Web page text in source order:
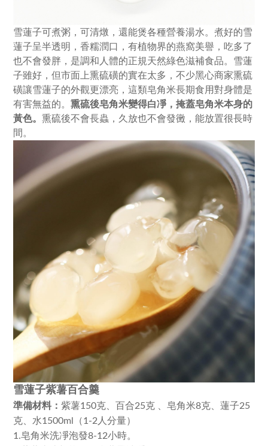
雪蓮子可煮粥，可清燉，還能煲各種營養湯水。 煮好的雪
蓮子呈半透明，香糯潤口， 有植物界的燕窩美譽，吃多了
也不會發胖， 是調和人體的正規天然綠色滋補食品。 雪蓮
子雖好， 但市面上熏硫磺的實在太多，不少黑心商家熏硫
磺讓雪蓮子的外觀更漂亮，這類皂角米長期食用對身體是
有害無益的。 熏硫後皂角米變得白凈，掩蓋皂角米本身的
黃色。 熏硫後不會長蟲，久放也不會發黴，能放置很長時
間。
雪蓮子紫薯百合羹
準備材料： 紫薯150克、 百合25克 、 皂角米8克、 蓮子25
克、 水1500ml（1-2人分量）
1.皂角米洗凈泡發8-12小時。